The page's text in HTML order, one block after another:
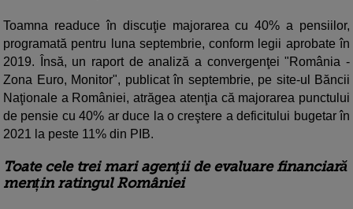
Toamna readuce în discuţie majorarea cu 40% a pensiilor,
programată pentru luna septembrie, conform legii aprobate în
2019. Însă, un raport de analiză a convergenţei "România -
Zona Euro, Monitor", publicat în septembrie, pe site-ul Băncii
Naţionale a României, atrăgea atenţia că majorarea punctului
de pensie cu 40% ar duce la o creştere a deficitului bugetar în
2021 la peste 11% din PIB.
Toate cele trei mari agenţii de evaluare financiară
mențin ratingul României